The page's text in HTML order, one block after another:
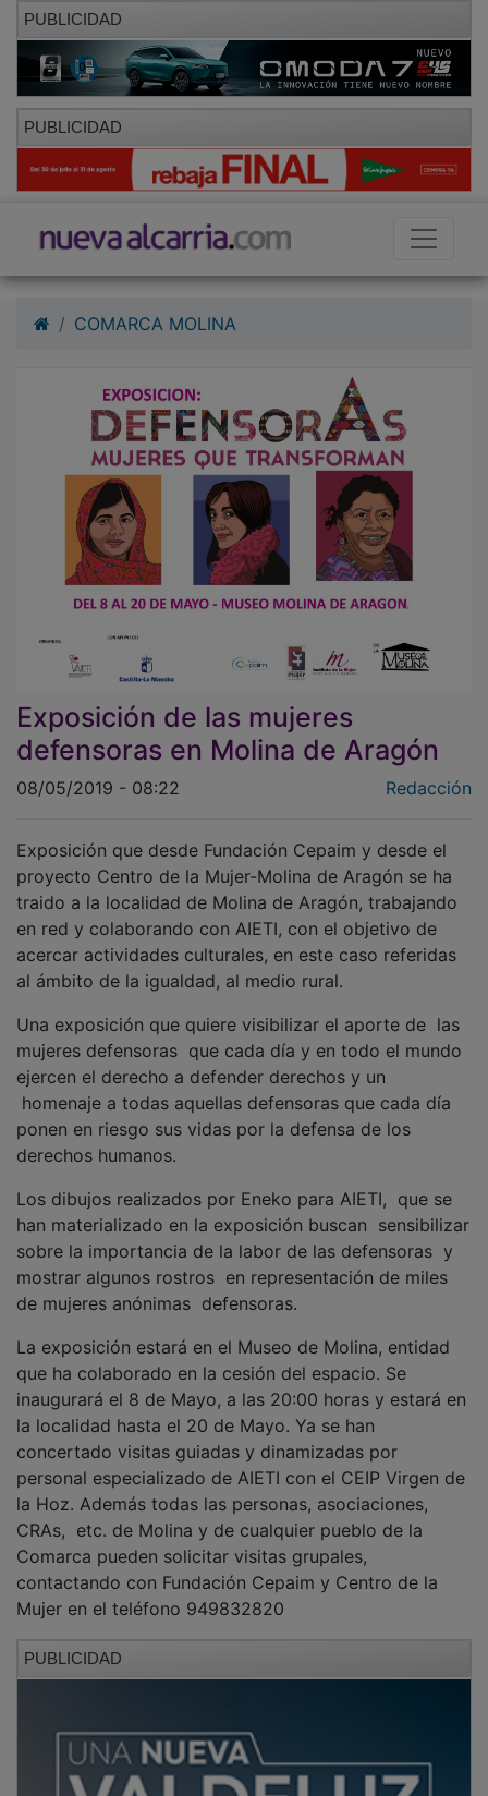
PUBLICIDAD
PUBLICIDAD
Exposición de las mujeres
defensoras en Molina de Aragón
Redacción
proyecto Centro de la Mujer-Molina de Aragón se ha
traido a la localidad de Molina de Aragón, trabajando
en red y colaborando con AIETI, con el objetivo de
acercar actividades culturales, en este caso referidas
al ámbito de la igualdad, al medio rural.
mujeres defensoras que cada día y en todo el mundo
ejercen el derecho a defender derechos y un
homenaje a todas aquellas defensoras que cada día
ponen en riesgo sus vidas por la defensa de los
derechos humanos.
han materializado en la exposición buscan sensibilizar
sobre la importancia de la labor de las defensoras y
mostrar algunos rostros en representación de miles
de mujeres anónimas defensoras.
que ha colaborado en la cesión del espacio. Se
inaugurará el 8 de Mayo, a las 20:00 horas y estará en
la localidad hasta el 20 de Mayo. Ya se han
concertado visitas guiadas y dinamizadas por
personal especializado de AIETI con el CEIP Virgen de
la Hoz. Además todas las personas, asociaciones,
CRAs, etc. de Molina y de cualquier pueblo de la
Comarca pueden solicitar visitas grupales,
contactando con Fundación Cepaim y Centro de la
Mujer en el teléfono 949832820